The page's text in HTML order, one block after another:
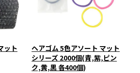
ット
ヘアゴム 5色アソート マット
シリーズ 2000個(青,紫,ピン
ク,黄,黒 各400個)